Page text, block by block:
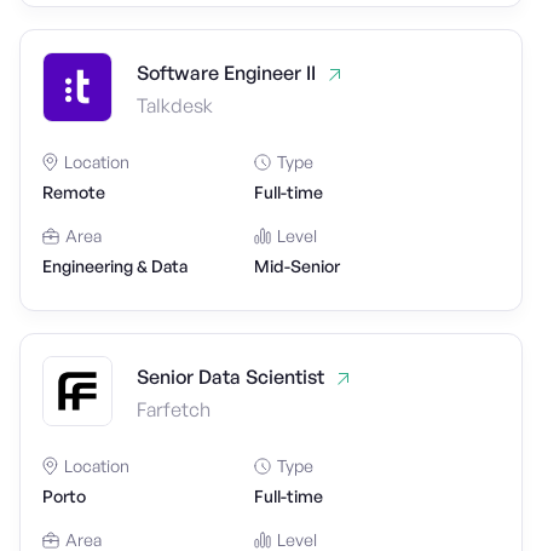
Software Engineer II
Talkdesk
Location
Remote
Type
Full-time
Area
Engineering & Data
Level
Mid-Senior
Senior Data Scientist
Farfetch
Location
Porto
Type
Full-time
Area
Level